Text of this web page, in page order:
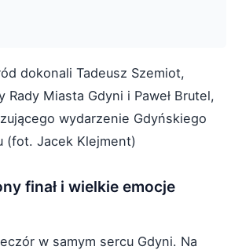
dokonali Tadeusz Szemiot,
Rady Miasta Gdyni i Paweł Brutel,
wydarzenie Gdyńskiego
(fot. Jacek Klejment)
finał i wielkie emocje
w samym sercu Gdyni. Na